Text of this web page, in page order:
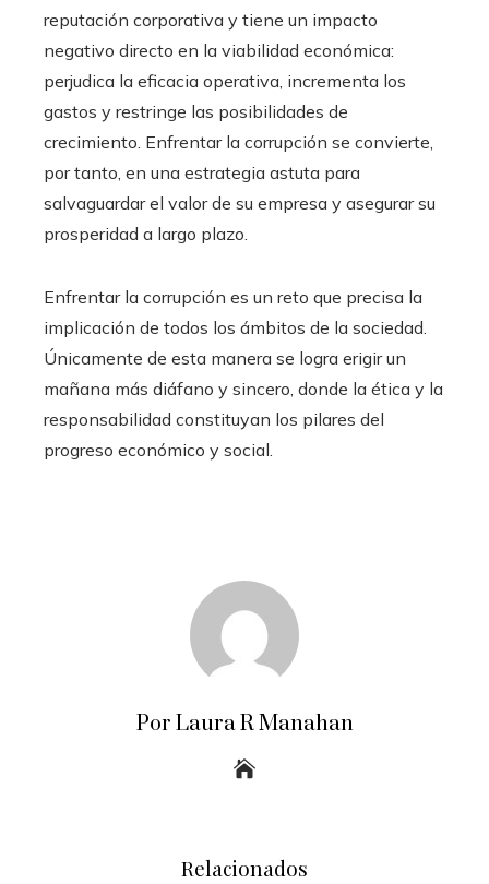
reputación corporativa y tiene un impacto
negativo directo en la viabilidad económica:
perjudica la eficacia operativa, incrementa los
gastos y restringe las posibilidades de
crecimiento. Enfrentar la corrupción se convierte,
por tanto, en una estrategia astuta para
salvaguardar el valor de su empresa y asegurar su
prosperidad a largo plazo.
Enfrentar la corrupción es un reto que precisa la
implicación de todos los ámbitos de la sociedad.
Únicamente de esta manera se logra erigir un
mañana más diáfano y sincero, donde la ética y la
responsabilidad constituyan los pilares del
progreso económico y social.
Por Laura R Manahan
Relacionados